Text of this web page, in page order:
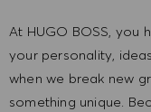
At HUGO BOSS, you
your personality,
when we break new
something unique.